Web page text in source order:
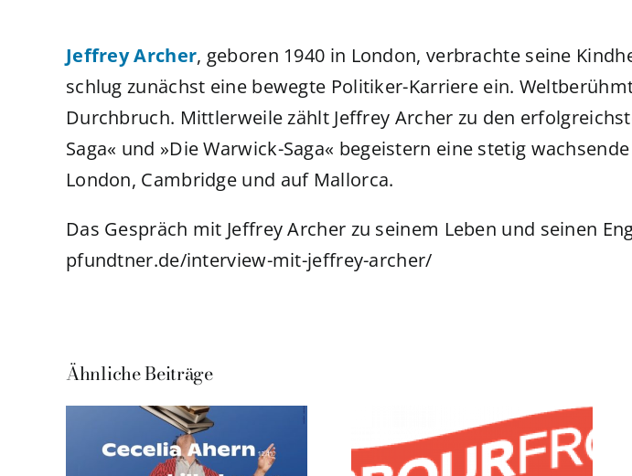
Jeffrey Archer, geboren 1940 in London, verbrachte seine
schlug zunächst eine bewegte Politiker-Karriere ein.
Durchbruch. Mittlerweile zählt Jeffrey Archer zu den
Saga« und »Die Warwick-Saga« begeistern eine stetig
London, Cambridge und auf Mallorca.
Das Gespräch mit Jeffrey Archer zu seinem Leben und seinen
pfundtner.de/interview-mit-jeffrey-archer/
Ähnliche Beiträge